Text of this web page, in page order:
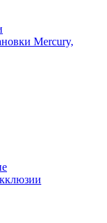
Mercury,